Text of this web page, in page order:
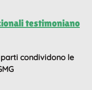
testimoniano
condividono le